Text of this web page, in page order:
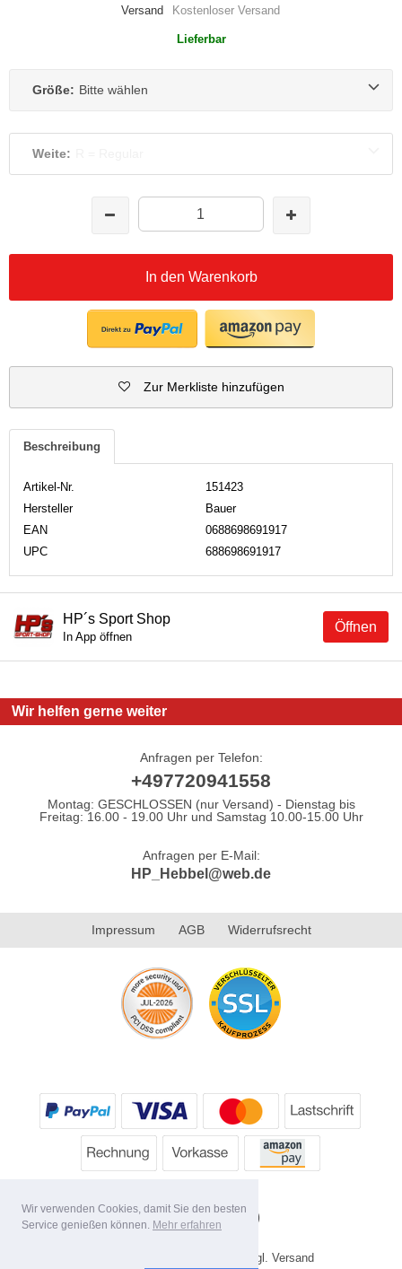
Wir verwenden Cookies, damit Sie den besten
Service genießen können. Mehr erfahren
Versand Kostenloser Versand
Lieferbar
Größe: Bitte wählen
Weite:
In den Warenkorb
Zur Merkliste hinzufügen
Beschreibung
Artikel-Nr.
151423
Hersteller
Bauer
EAN
0688698691917
UPC
688698691917
Öffnen
HP´s Sport Shop
In App öffnen
Wir helfen gerne weiter
Anfragen per Telefon:
+497720941558
Montag: GESCHLOSSEN (nur Versand) - Dienstag bis
Freitag: 16.00 - 19.00 Uhr und Samstag 10.00-15.00 Uhr
Anfragen per E-Mail:
HP_Hebbel@web.de
Impressum AGB Widerrufsrecht
* Alle Preise inkl. MwSt. evtl. zzgl. Versand